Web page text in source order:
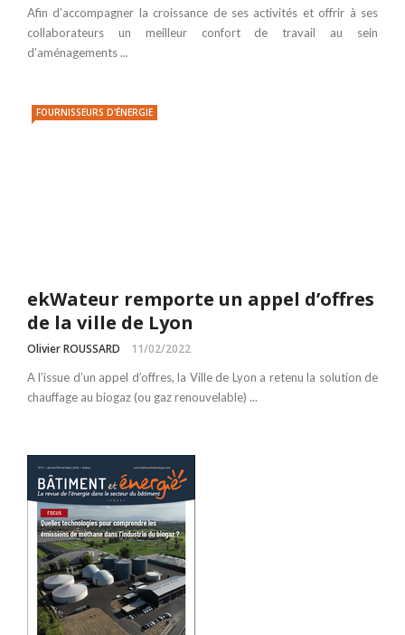
Afin d’accompagner la croissance de ses activités et offrir à ses
collaborateurs un meilleur confort de travail au sein
d’aménagements ...
FOURNISSEURS D'ÉNERGIE
ekWateur remporte un appel d’offres
de la ville de Lyon
Olivier ROUSSARD 11/02/2022
A l’issue d’un appel d’offres, la Ville de Lyon a retenu la solution de
chauffage au biogaz (ou gaz renouvelable) ...